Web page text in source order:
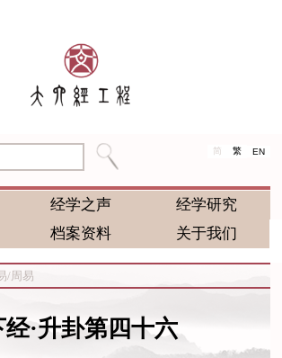
简 繁 EN
经学之声
经学研究
档案资料 关于我们
/ 周易
经·升卦第四十六